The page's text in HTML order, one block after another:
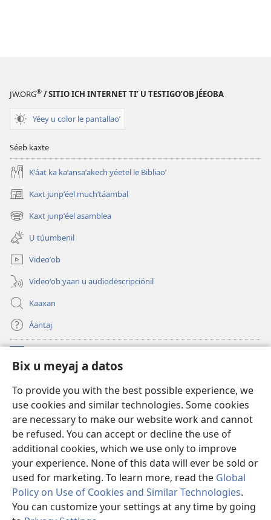
Bix u meyaj a datos
To provide you with the best possible experience, we
use cookies and similar technologies. Some cookies
are necessary to make our website work and cannot
be refused. You can accept or decline the use of
additional cookies, which we use only to improve
your experience. None of this data will ever be sold or
used for marketing. To learn more, read the Global
Policy on Use of Cookies and Similar Technologies.
You can customize your settings at any time by going
JW.ORG® / SITIO ICH INTERNET TIʼ U TESTIGOʼOB JÉEOBA
Yéey u color le pantallaoʼ
Séeb kaxte
Kʼáat ka kaʼansaʼakech yéetel le Bibliaoʼ
Kaxt junpʼéel muchʼtáambal
(opens
new
window)
Kaxt junpʼéel asamblea
(opens
new
window)
U túumbenil
Videoʼob
Videoʼob yaan u audiodescripciónil
Kaaxan
Áantaj
(opens
new
Biblioteca ich Internet tiʼ le Watchtoweroʼ™
(opens
new
window)JW Hub
(opens
new
window)Aplicación JW Library ®
Copyright© 2026 Watch Tower Bible and Tract Society of Pennsylvania.
BIX UNAJ U MEYAJTECH|